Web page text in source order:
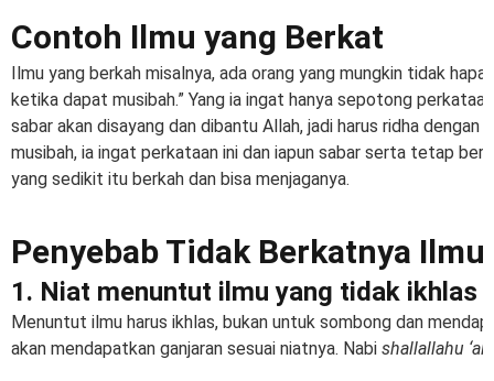
Contoh Ilmu yang Berkat
Ilmu yang berkah misalnya, ada orang yang mungkin tidak
ketika dapat musibah.” Yang ia ingat hanya sepotong
sabar akan disayang dan dibantu Allah, jadi harus ridha dengan
musibah, ia ingat perkataan ini dan iapun sabar serta tetap
yang sedikit itu berkah dan bisa menjaganya.
Penyebab Tidak Berkatnya Ilmu
1. Niat menuntut ilmu yang tidak ikhlas
Menuntut ilmu harus ikhlas, bukan untuk sombong dan
akan mendapatkan ganjaran sesuai niatnya. Nabi shallallahu